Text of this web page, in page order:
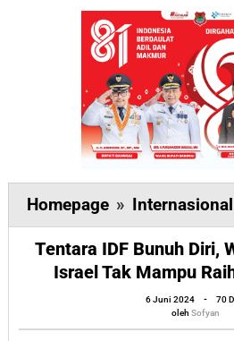
Homepage » Internasional
Tentara IDF Bunuh Diri,
Israel Tak Mampu
6 Juni 2024
oleh
Sofyan
-
70
oleh Sofyan